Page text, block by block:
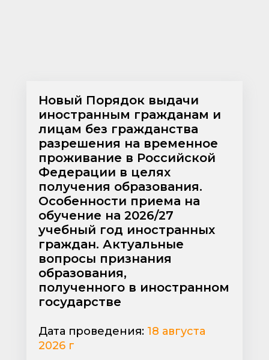
Новый Порядок выдачи
иностранным гражданам и
лицам без гражданства
разрешения на временное
проживание в Российской
Федерации в целях
получения образования.
Особенности приема на
обучение на 2026/27
учебный год иностранных
граждан. Актуальные
вопросы признания
образования,
полученного в иностранном
государстве​​​​​​​
Дата проведения: 18 августа
2026 г